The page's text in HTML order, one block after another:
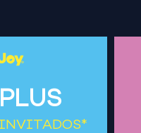
INVITADOS*